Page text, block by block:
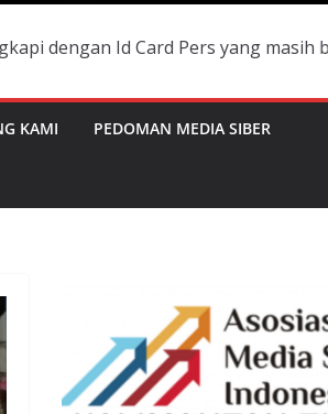
Id Card Pers yang masih berlaku
KAMI PEDOMAN MEDIA SIBER